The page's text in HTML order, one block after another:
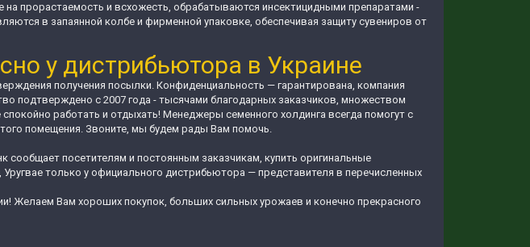
прорастаемость и всхожесть, обрабатываются инсектицидными препаратами -
в запаянной колбе и фирменной упаковке, обеспечивая защиту сувениров от
у дистрибьютора в Украине
получения посылки. Конфиденциальность — гарантирована, компания
подтверждено с 2007 года - тысячами благодарных заказчиков, множеством
работать и отдыхать! Менеджеры семенного холдинга всегда помогут с
помещения. Звоните, мы будем рады Вам помочь.
посетителям и постоянным заказчикам, купить оригинальные
только у официального дистрибьютора — представителя в перечисленных
Желаем Вам хороших покупок, больших сильных урожаев и конечно прекрасного